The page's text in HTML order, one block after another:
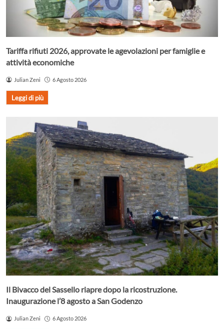
Tariffa rifiuti 2026, approvate le agevolazioni per famiglie e
attività economiche
Julian Zeni 6 Agosto 2026
Leggi di più
Il Bivacco del Sassello riapre dopo la ricostruzione.
Inaugurazione l’8 agosto a San Godenzo
Julian Zeni 6 Agosto 2026